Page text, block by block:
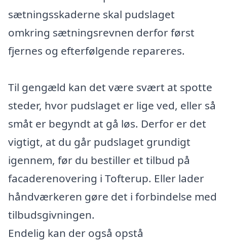
sætningsskaderne skal pudslaget
omkring sætningsrevnen derfor først
fjernes og efterfølgende repareres.
Til gengæld kan det være svært at spotte
steder, hvor pudslaget er lige ved, eller så
småt er begyndt at gå løs. Derfor er det
vigtigt, at du går pudslaget grundigt
igennem, før du bestiller et tilbud på
facaderenovering i Tofterup. Eller lader
håndværkeren gøre det i forbindelse med
tilbudsgivningen.
Endelig kan der også opstå